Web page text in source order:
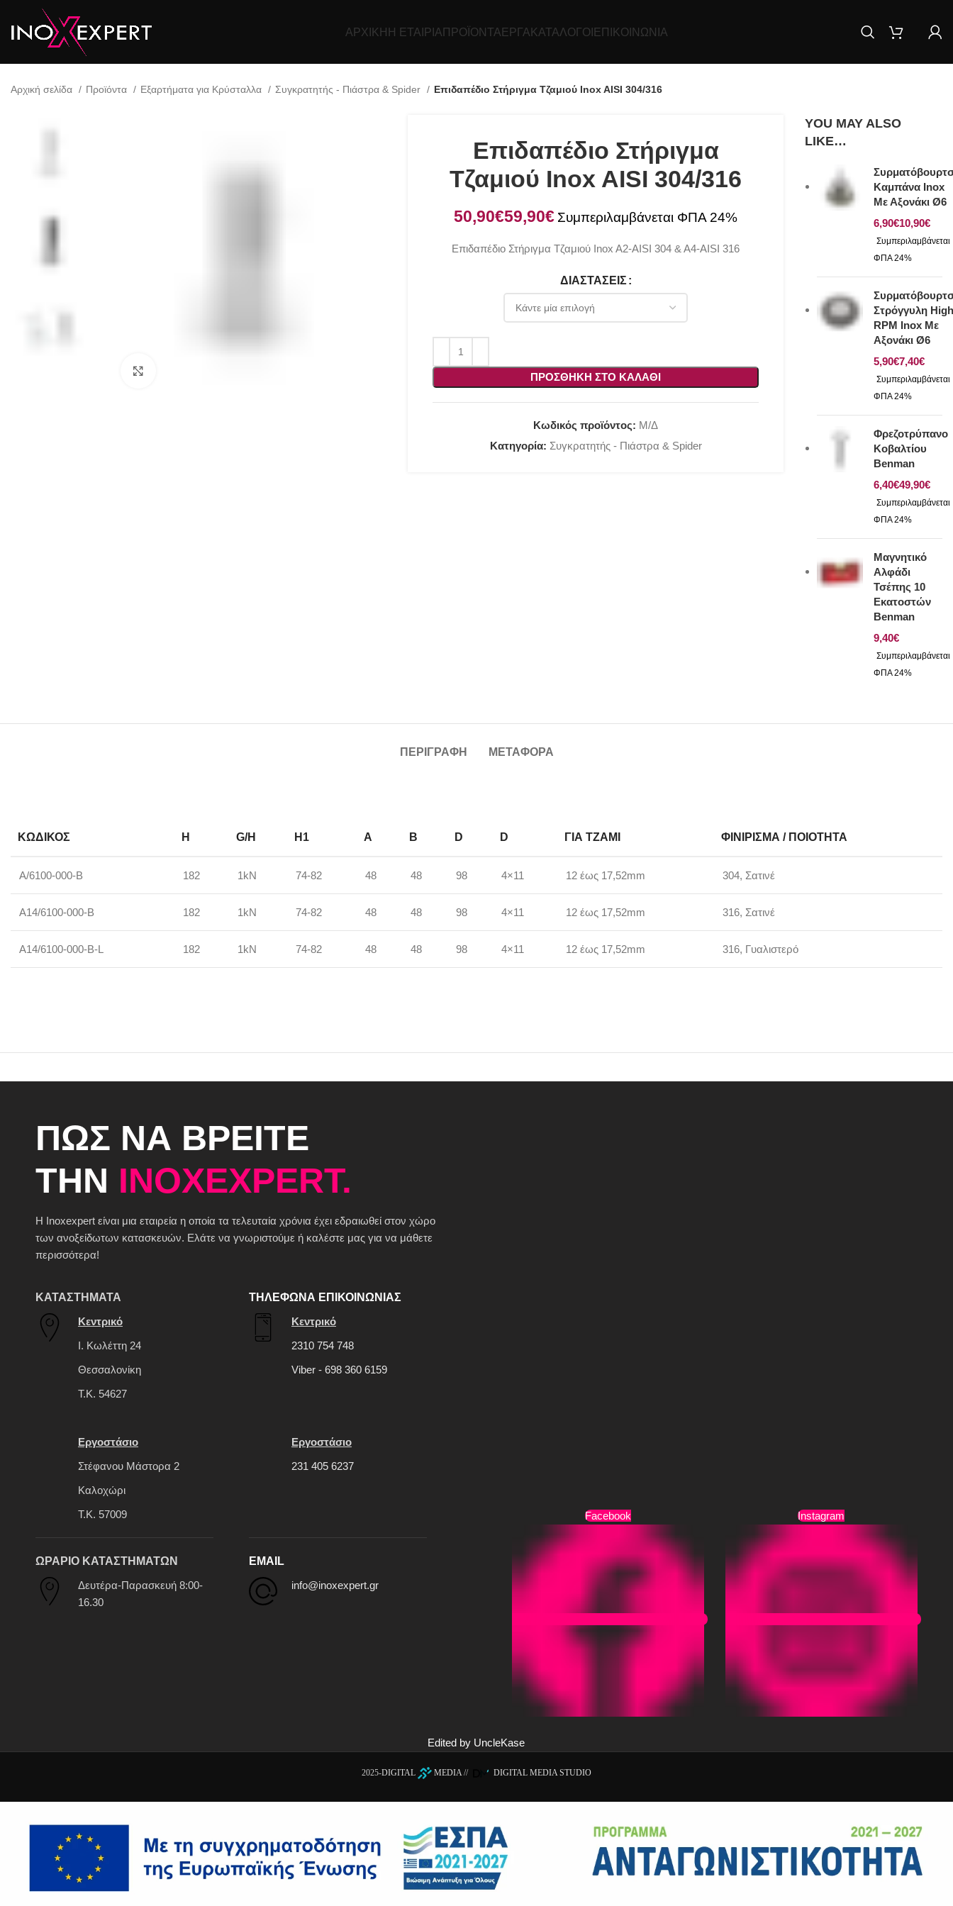
ΑΡΧΙΚΉ Η ΕΤΑΙΡΊΑ ΠΡΟΪΌΝΤΑ ΕΡΓΑ ΚΑΤΆΛΟΓΟΙ ΕΠΙΚΟΙΝΩΝΊΑ
Αρχική σελίδα Προϊόντα Εξαρτήματα για Κρύσταλλα Συγκρατητής - Πιάστρα & Spider Επιδαπέδιο Στήριγμα Τζαμιού Inox AISI 304/316
Επιδαπέδιο Στήριγμα
Τζαμιού Inox AISI 304/316
€ €
Επιδαπέδιο Στήριγμα Τζαμιού Inox A2-AISI 304 & A4-AISI 316
ΔΙΑΣΤΆΣΕΙΣ
ΠΡΟΣΘΉΚΗ ΣΤΟ ΚΑΛΆΘΙ
Κωδικός προϊόντος: Μ/Δ
Κατηγορία: Συγκρατητής - Πιάστρα & Spider
YOU MAY ALSO
LIKE…
Καμπάνα Inox
Με Αξονάκι Ø6
€
€
Στρόγγυλη High
RPM Inox Με
Αξονάκι Ø6
€
€
Φρεζοτρύπανο
Κοβαλτίου
Benman
€
€
Μαγνητικό
Αλφάδι
Τσέπης 10
Εκατοστών
Benman
€
ΠΕΡΙΓΡΑΦΉ ΜΕΤΑΦΟΡΆ
ΚΩΔΙΚΟΣ H G/H H1 A B D D ΓΙΑ ΤΖΆΜΙ ΦΙΝΊΡΙΣΜΑ / ΠΟΙΌΤΗΤΑ
A/6100-000-B 182 1kN 74-82 48 48 98 4×11 12 έως 17,52mm 304, Σατινέ
A14/6100-000-B 182 1kN 74-82 48 48 98 4×11 12 έως 17,52mm 316, Σατινέ
A14/6100-000-B-L 182 1kN 74-82 48 48 98 4×11 12 έως 17,52mm 316, Γυαλιστερό
ΠΩΣ ΝΑ ΒΡΕΙΤΕ
ΤΗΝ INOXEXPERT.
H Inoxexpert είναι μια εταιρεία η οποία τα τελευταία χρόνια έχει εδραιωθεί στον χώρο
των ανοξείδωτων κατασκευών. Ελάτε να γνωριστούμε ή καλέστε μας για να μάθετε
περισσότερα!
ΚΑΤΑΣΤΗΜΑΤΑ
Κεντρικό
Ι. Κωλέττη 24
Θεσσαλονίκη
Τ.Κ. 54627
Εργοστάσιο
Στέφανου Μάστορα 2
Καλοχώρι
Τ.Κ. 57009
ΩΡΑΡΙΟ ΚΑΤΑΣΤΗΜΑΤΩΝ
Δευτέρα-Παρασκευή 8:00-
16.30
ΤΗΛΕΦΩΝΑ ΕΠΙΚΟΙΝΩΝΙΑΣ
Κεντρικό
2310 754 748
Viber - 698 360 6159
Εργοστάσιο
231 405 6237
EMAIL
info@inoxexpert.gr
Facebook Instagram
Edited by UncleKase
2025-DIGITAL MEDIA // DIGITAL MEDIA STUDIO